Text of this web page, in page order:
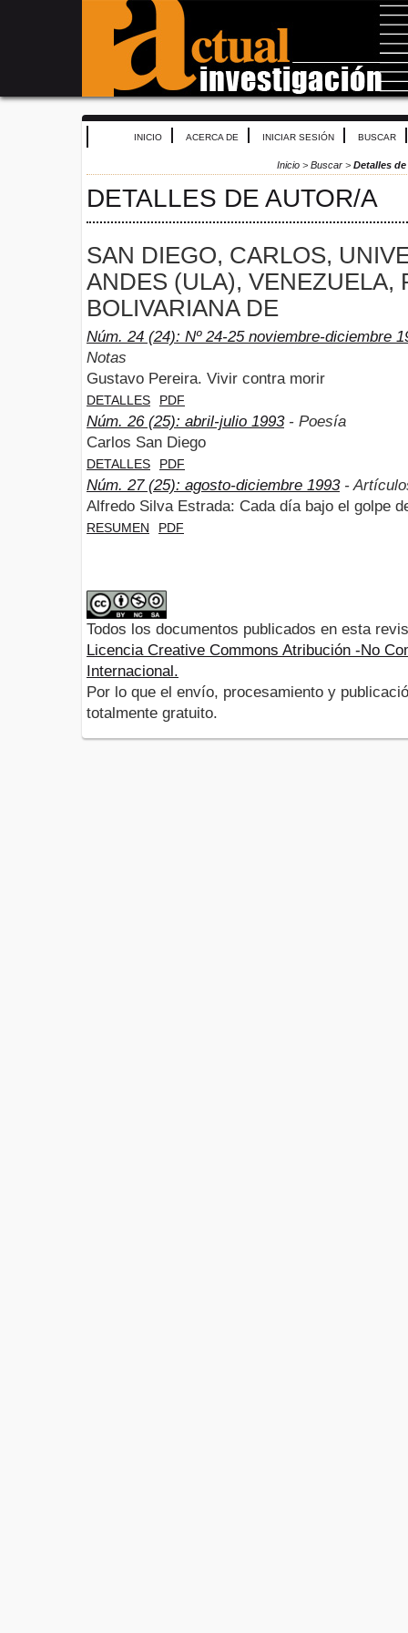
INICIO ACERCA DE INICIAR SESIÓN BUSCAR
Inicio > Buscar > Detalles
DETALLES DE AUTOR/A
SAN DIEGO, CARLOS,
ANDES (ULA), VENEZUELA,
BOLIVARIANA DE
Núm. 24 (24): Nº 24-25 noviembre-diciembre
Notas
Gustavo Pereira. Vivir contra morir
DETALLES PDF
Núm. 26 (25): abril-julio 1993- Poesía
Carlos San Diego
DETALLES PDF
Núm. 27 (25): agosto-diciembre 1993-
Alfredo Silva Estrada: Cada día bajo el golpe
RESUMEN PDF
Todos los documentos publicados en esta
Licencia Creative Commons Atribución -No
Internacional.
Por lo que el envío, procesamiento y
totalmente gratuito.